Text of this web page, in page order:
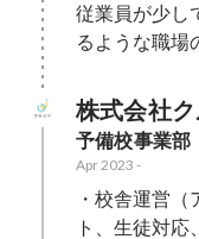
従業員が少し
るような職場
株式会社
予備校事業部
Apr 2023 -
・校舎運営
ト、生徒対応